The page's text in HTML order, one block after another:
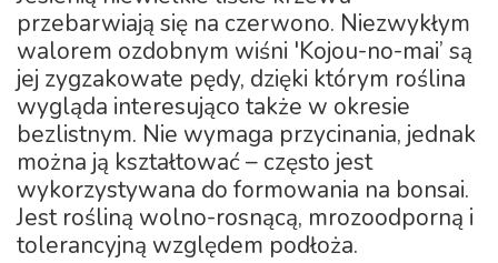
przebarwiają się na czerwono. Niezwykłym
walorem ozdobnym wiśni 'Kojou-no-mai’ są
jej zygzakowate pędy, dzięki którym roślina
wygląda interesująco także w okresie
bezlistnym. Nie wymaga przycinania, jednak
można ją kształtować – często jest
wykorzystywana do formowania na bonsai.
Jest rośliną wolno-rosnącą, mrozoodporną i
tolerancyjną względem podłoża.